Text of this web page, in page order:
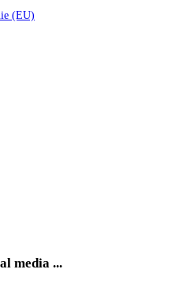
(EU)
media ...